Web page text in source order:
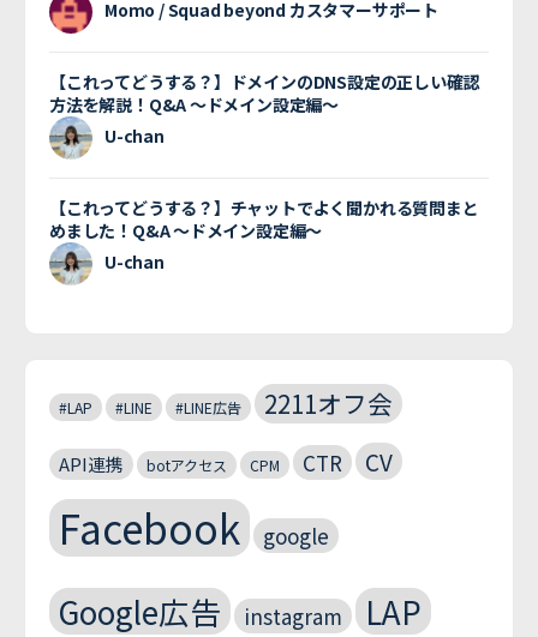
Momo / Squad beyond カスタマーサポート
【これってどうする？】ドメインのDNS設定の正しい確認
方法を解説！Q&A 〜ドメイン設定編〜
U-chan
【これってどうする？】チャットでよく聞かれる質問まと
めました！Q&A 〜ドメイン設定編〜
U-chan
#LAP #LINE #LINE広告 2211オフ会
API連携 botアクセス CPM CTR CV
Facebook google
Google広告 instagram LAP